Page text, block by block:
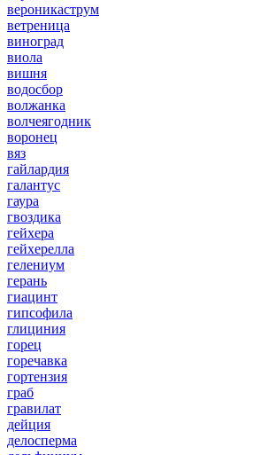
вероникаструм
ветреница
виноград
виола
вишня
водосбор
волжанка
волчеягодник
воронец
вяз
гайлардия
галантус
гаура
гвоздика
гейхера
гейхерелла
гелениум
герань
гиацинт
гипсофила
глициния
горец
горечавка
гортензия
граб
гравилат
дейция
делосперма